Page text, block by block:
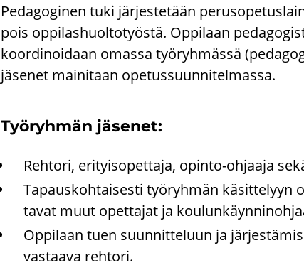
Pe­da­go­gi­nen tuki jär­jes­te­tään
pois op­pi­las­huol­to­työs­tä. Op­pi­laan
koor­di­noi­daan omas­sa työ­ryh­mäs­sä
jä­se­net mai­ni­taan ope­tus­suun­ni­tel­mas­sa.
Työ­ryh­män jä­se­net:
Reh­to­ri, eri­tyi­so­pet­ta­ja, opinto-​ohjaaja
Ta­paus­koh­tai­ses­ti työ­ryh­män kä­sit­te­lyyn
ta­vat muut opet­ta­jat ja
Op­pi­laan tuen suun­nit­te­luun ja
vas­taa­va reh­to­ri.